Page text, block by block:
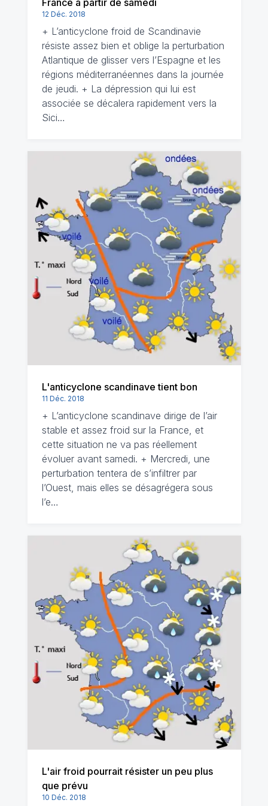
France à partir de samedi
12 Déc. 2018
+ L’anticyclone froid de Scandinavie
résiste assez bien et oblige la perturbation
Atlantique de glisser vers l’Espagne et les
régions méditerranéennes dans la journée
de jeudi. + La dépression qui lui est
associée se décalera rapidement vers la
Sici…
L'anticyclone scandinave tient bon
11 Déc. 2018
+ L’anticyclone scandinave dirige de l’air
stable et assez froid sur la France, et
cette situation ne va pas réellement
évoluer avant samedi. + Mercredi, une
perturbation tentera de s’infiltrer par
l’Ouest, mais elles se désagrégera sous
l’e…
L'air froid pourrait résister un peu plus
que prévu
10 Déc. 2018